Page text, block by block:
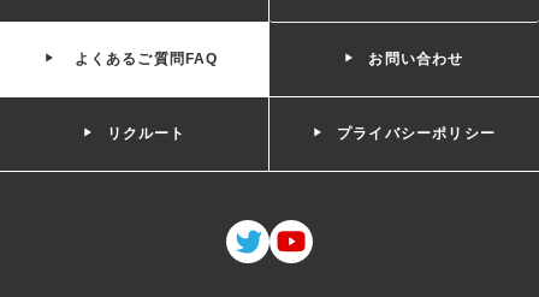
よくあるご質問FAQ お問い合わせ
リクルート プライバシーポリシー